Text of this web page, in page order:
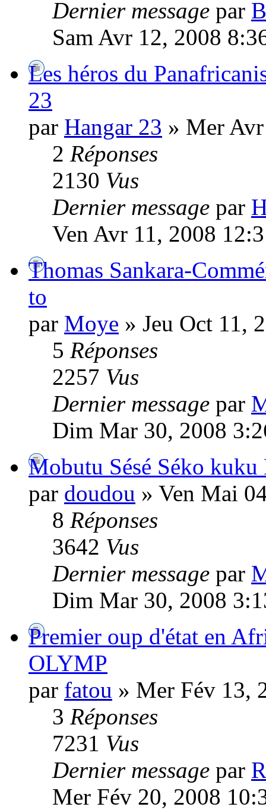
Dernier message par
Sam Avr 12, 2008
Les héros du
23
par Hangar 23 » Mer
2 Réponses
2130 Vus
Dernier message par
Ven Avr 11, 2008
Thomas Sankara-
to
par Moye » Jeu Oct 11,
5 Réponses
2257 Vus
Dernier message par
Dim Mar 30, 2008
Mobutu Sésé Séko
par doudou » Ven Mai
8 Réponses
3642 Vus
Dernier message par
Dim Mar 30, 2008
Premier oup d'état en
OLYMP
par fatou » Mer Fév 13,
3 Réponses
7231 Vus
Dernier message par
Mer Fév 20, 2008